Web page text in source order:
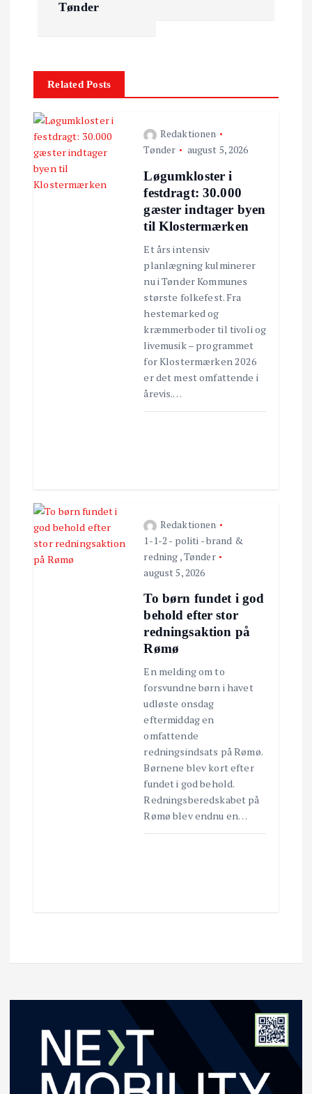
g
s
n
a
Tønder
Related Posts
Redaktionen
Tønder
august 5, 2026
Løgumkloster i
festdragt: 30.000
gæster indtager byen
til Klostermærken
Et års intensiv
planlægning kulminerer
nu i Tønder Kommunes
største folkefest. Fra
hestemarked og
kræmmerboder til tivoli og
livemusik – programmet
for Klostermærken 2026
er det mest omfattende i
årevis.…
Redaktionen
1-1-2 - politi - brand &
redning ,Tønder
august 5, 2026
To børn fundet i god
behold efter stor
redningsaktion på
Rømø
En melding om to
forsvundne børn i havet
udløste onsdag
eftermiddag en
omfattende
redningsindsats på Rømø.
Børnene blev kort efter
fundet i god behold.
Redningsberedskabet på
Rømø blev endnu en…